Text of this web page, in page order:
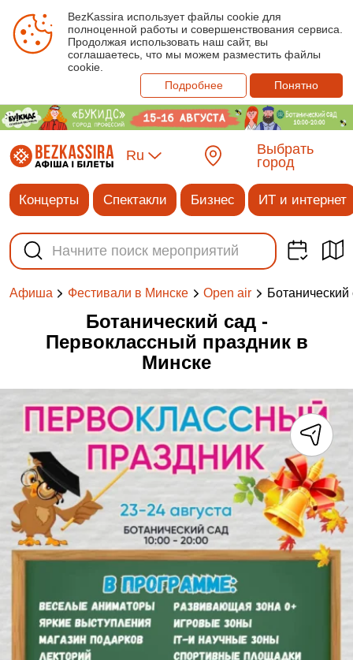
BezKassira использует файлы cookie для
полноценной работы и совершенствования сервиса.
Продолжая использовать наш сайт, вы
соглашаетесь, что мы можем разместить файлы
cookie.
Подробнее
Понятно
Ru
Выбрать
город
Концерты Спектакли Бизнес ИТ и интернет
Афиша Фестивали в Минске Open air
Ботанический сад -
Первоклассный праздник в
Минске